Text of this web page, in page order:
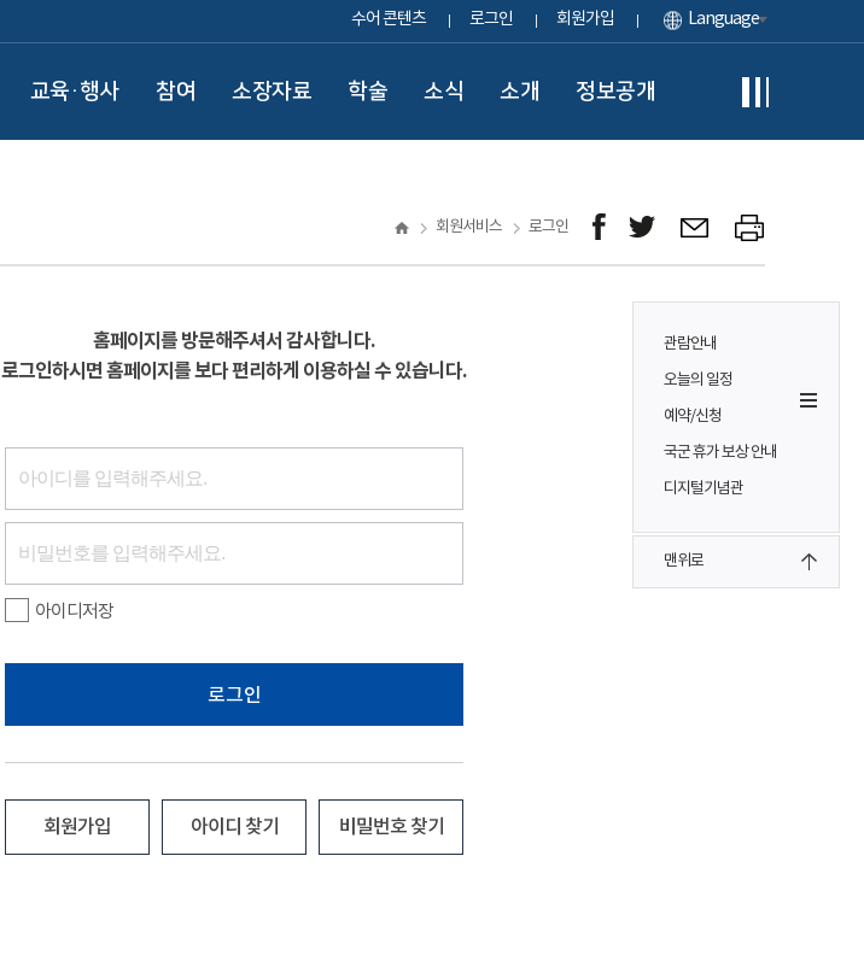
수어 콘텐츠 로그인 회원가입 Language
교육·행사 참여 소장자료 학술 소식 소개 정보공개
관람안내
오늘의 일정
예약/신청
국군 휴가 보상 안내
디지털기념관
맨위로
회원서비스 로그인
홈페이지를 방문해주셔서 감사합니다.
로그인하시면 홈페이지를 보다 편리하게 이용하실 수 있습니다.
아이디저장
로그인
회원가입 아이디 찾기 비밀번호 찾기